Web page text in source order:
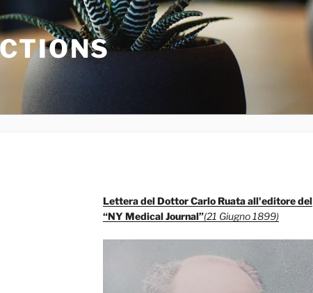
Lettera del Dottor Carlo Ruata all'editore del
“NY Medical Journal”(21 Giugno 1899)